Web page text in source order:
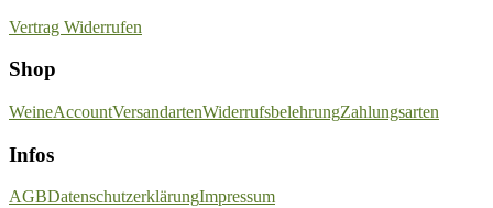
Vertrag Widerrufen
Shop
WeineAccountVersandartenWiderrufsbelehrungZahlungsarten
Infos
AGBDatenschutzerklärungImpressum